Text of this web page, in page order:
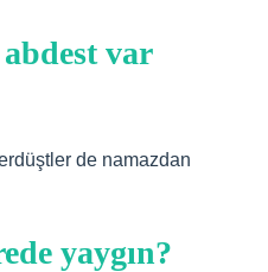
var
de namazdan
yaygın?